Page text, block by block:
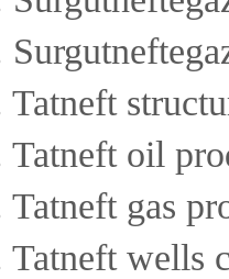
Tatneft
Tatneft oil
Tatneft gas
Tatneft